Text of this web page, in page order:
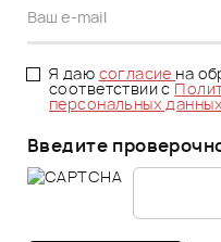
Я даю согласие на
соответствии с
персональных
Введите